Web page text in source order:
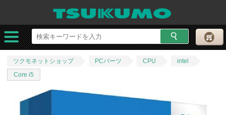
ツクモネットショップ PCパーツ CPU
intel
Core i5